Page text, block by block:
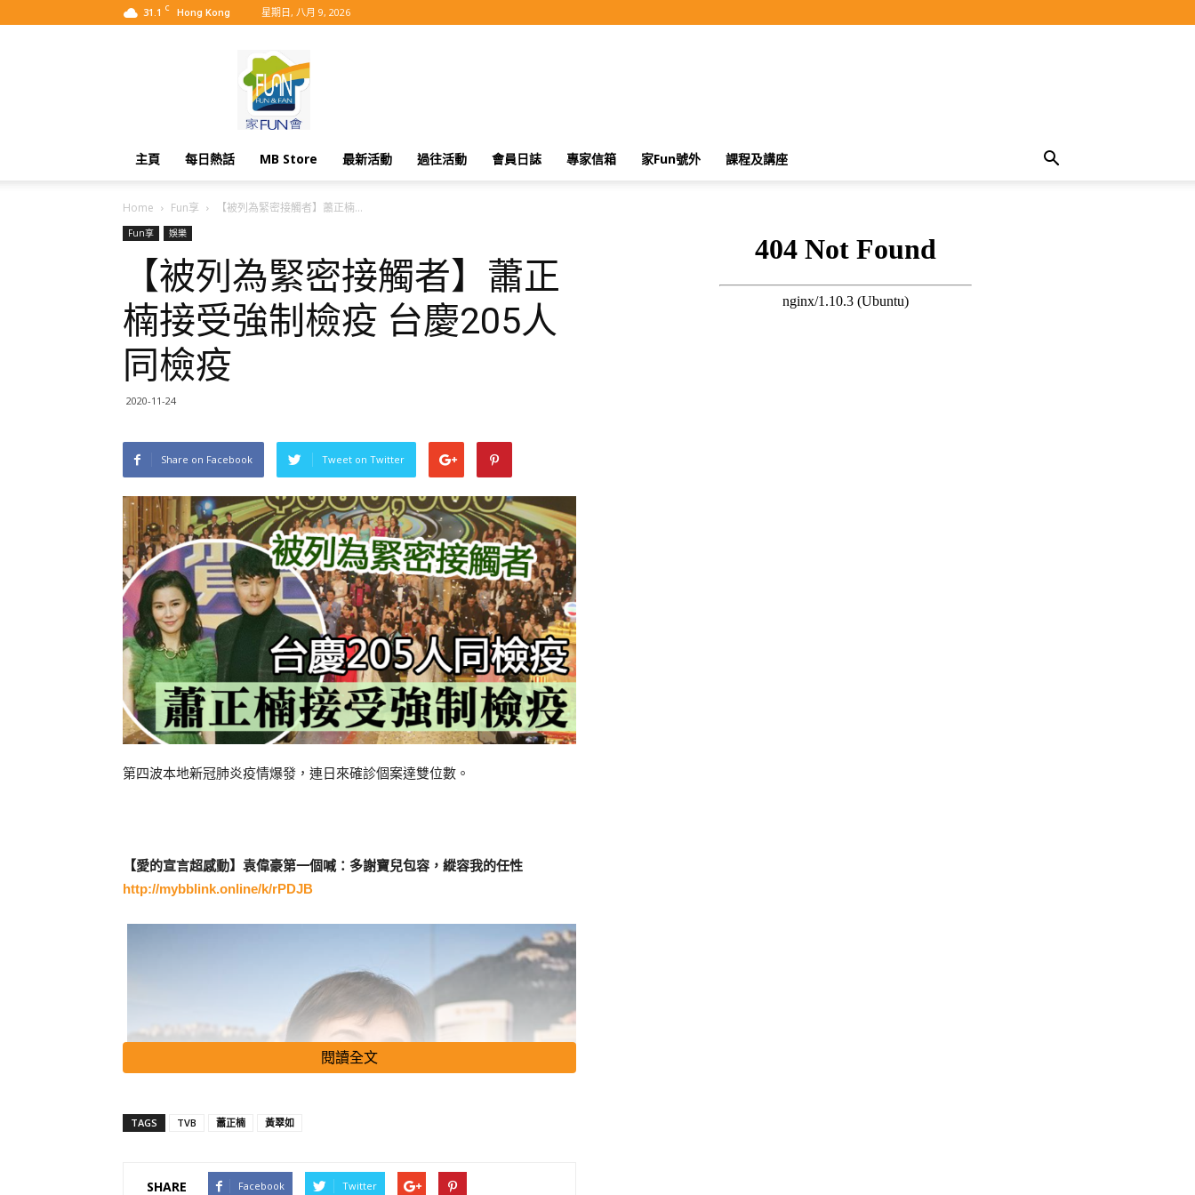
31.1 C Hong Kong 星期日, 八月 9, 2026
主頁 每日熱話 MB Store 最新活動 過往活動 會員日誌 專家信箱 家Fun號外 課程及講座
Home Fun享 【被列為緊密接觸者】蕭正楠...
Fun享 娛樂
【被列為緊密接觸者】蕭正
楠接受強制檢疫 台慶205人
同檢疫
2020-11-24
Share on Facebook Tweet on Twitter
第四波本地新冠肺炎疫情爆發，連日來確診個案達雙位數。
【愛的宣言超感動】袁偉豪第一個喊：多謝寶兒包容，縱容我的任性
http://mybblink.online/k/rPDJB
閱讀全文
TAGS TVB 蕭正楠 黃翠如
SHARE Facebook Twitter